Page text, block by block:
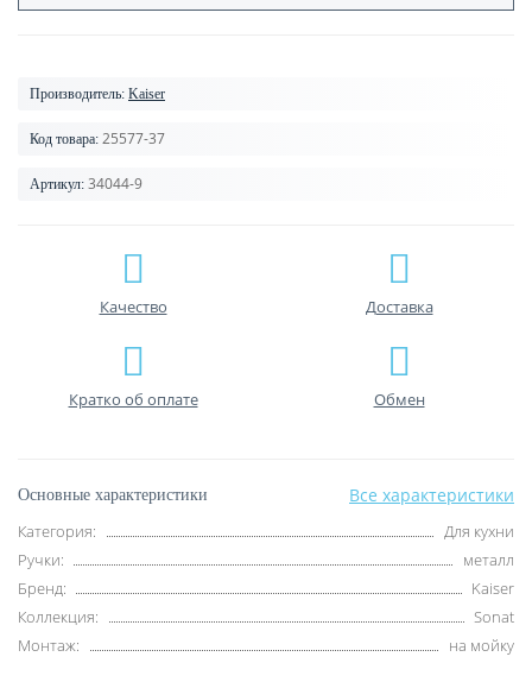
Производитель: Kaiser
Код товара: 25577-37
Артикул: 34044-9
Качество Доставка
Кратко об оплате Обмен
Основные характеристики Все характеристики
Категория:
Для кухни
Ручки:
металл
Бренд:
Kaiser
Коллекция:
Sonat
Монтаж:
на мойку